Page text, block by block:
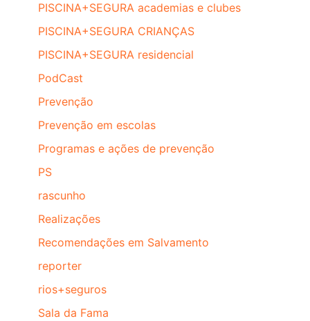
PISCINA+SEGURA academias e clubes
PISCINA+SEGURA CRIANÇAS
PISCINA+SEGURA residencial
PodCast
Prevenção
Prevenção em escolas
Programas e ações de prevenção
PS
rascunho
Realizações
Recomendações em Salvamento
reporter
rios+seguros
Sala da Fama